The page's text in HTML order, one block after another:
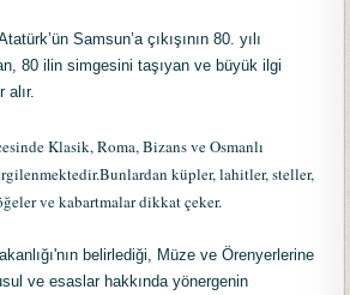
Samsun’a çıkışının 80. yılı
80 ilin simgesini taşıyan ve büyük ilgi
alır.
Klasik, Roma, Bizans ve Osmanlı
küpler, lahitler, steller,
ve kabartmalar dikkat çeker.
belirlediği, Müze ve Örenyerlerine
ve esaslar hakkında yönergenin